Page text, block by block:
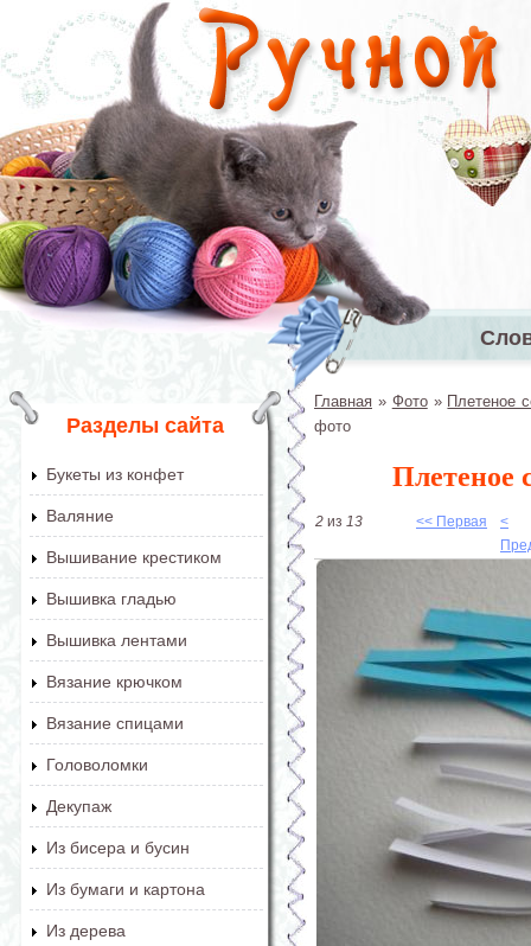
Перейти к основному содержанию
Главное
Разделы сайта
Букеты из конфет
Валяние
Вышивание крестиком
Вышивка гладью
Вышивка лентами
Вязание крючком
Вязание спицами
Головоломки
Декупаж
Из бисера и бусин
Из бумаги и картона
Из дерева
Вы здесь
Главная » Фото » Плетеное
фото
Плетеное
2 из 13 << Первая
<